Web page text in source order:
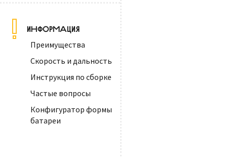
ИНФОРМАЦИЯ
Преимущества
Скорость и дальность
Инструкция по сборке
Частые вопросы
Конфигуратор формы
батареи